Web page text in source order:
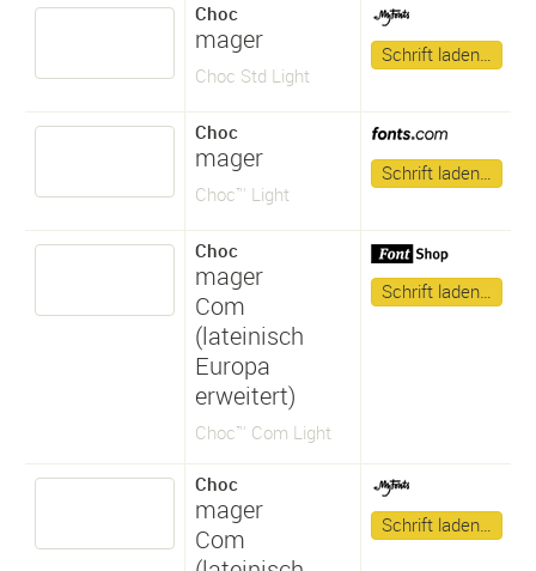
Choc
mager
Choc Std Light
Schrift laden…
Choc
mager
Choc™ Light
Schrift laden…
Choc
mager
Com
(lateinisch
Europa
erweitert)
Choc™ Com Light
Schrift laden…
Choc
mager
Com
Schrift laden…